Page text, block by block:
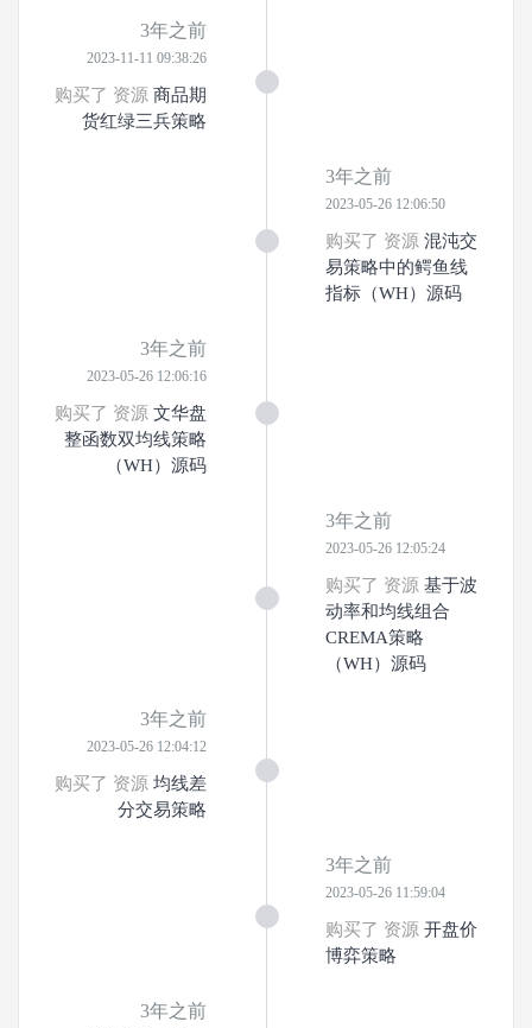
3年之前
2023-11-11 09:38:26
购买了 资源 商品期
货红绿三兵策略
3年之前
2023-05-26 12:06:50
购买了 资源 混沌交
易策略中的鳄鱼线
指标（WH）源码
3年之前
2023-05-26 12:06:16
购买了 资源 文华盘
整函数双均线策略
（WH）源码
3年之前
2023-05-26 12:05:24
购买了 资源 基于波
动率和均线组合
CREMA策略
（WH）源码
3年之前
2023-05-26 12:04:12
购买了 资源 均线差
分交易策略
3年之前
2023-05-26 11:59:04
购买了 资源 开盘价
博弈策略
3年之前